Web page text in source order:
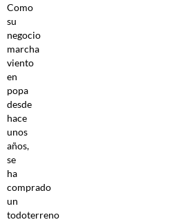
Como
su
negocio
marcha
viento
en
popa
desde
hace
unos
años,
se
ha
comprado
un
todoterreno